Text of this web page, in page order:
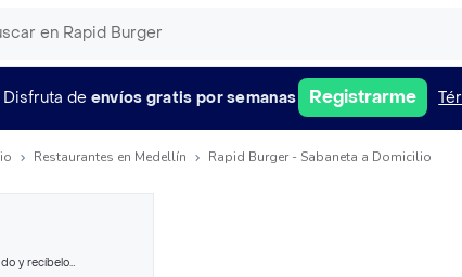
Disfruta de envíos gratis por semanas Registrarme
Restaurantes en Medellín Rapid Burger - Sabaneta a Domicilio
y recíbelo